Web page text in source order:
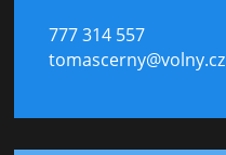
777 314 557
tomascerny@volny.cz